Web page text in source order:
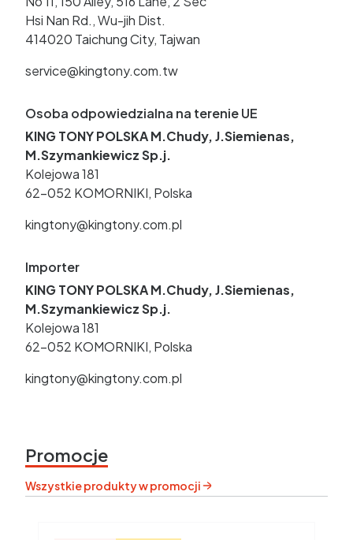
Hsi Nan Rd., Wu-jih Dist.
414020 Taichung City, Tajwan
service@kingtony.com.tw
Osoba odpowiedzialna na terenie UE
KING TONY POLSKA M.Chudy, J.Siemienas,
M.Szymankiewicz Sp.j.
Kolejowa 181
62-052 KOMORNIKI, Polska
kingtony@kingtony.com.pl
Importer
KING TONY POLSKA M.Chudy, J.Siemienas,
M.Szymankiewicz Sp.j.
Kolejowa 181
62-052 KOMORNIKI, Polska
kingtony@kingtony.com.pl
Promocje
Wszystkie produkty w promocji